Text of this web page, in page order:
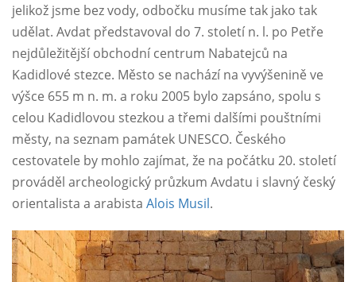
jelikož jsme bez vody, odbočku musíme tak jako tak
udělat. Avdat představoval do 7. století n. l. po Petře
nejdůležitější obchodní centrum Nabatejců na
Kadidlové stezce. Město se nachází na vyvýšenině ve
výšce 655 m n. m. a roku 2005 bylo zapsáno, spolu s
celou Kadidlovou stezkou a třemi dalšími pouštními
městy, na seznam památek UNESCO. Českého
cestovatele by mohlo zajímat, že na počátku 20. století
prováděl archeologický průzkum Avdatu i slavný český
orientalista a arabista Alois Musil.